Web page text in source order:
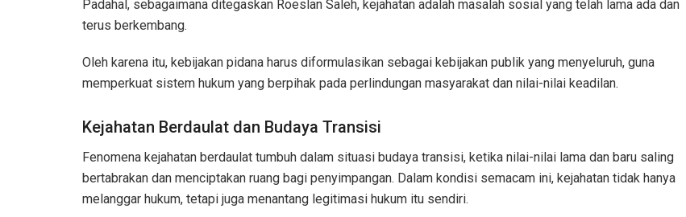
Padahal, sebagaimana ditegaskan Roeslan Saleh, kejahatan adalah masalah sosial yang telah lama ada dan
terus berkembang.
Oleh karena itu, kebijakan pidana harus diformulasikan sebagai kebijakan publik yang menyeluruh, guna
memperkuat sistem hukum yang berpihak pada perlindungan masyarakat dan nilai-nilai keadilan.
Kejahatan Berdaulat dan Budaya Transisi
Fenomena kejahatan berdaulat tumbuh dalam situasi budaya transisi, ketika nilai-nilai lama dan baru saling
bertabrakan dan menciptakan ruang bagi penyimpangan. Dalam kondisi semacam ini, kejahatan tidak hanya
melanggar hukum, tetapi juga menantang legitimasi hukum itu sendiri.